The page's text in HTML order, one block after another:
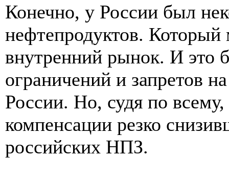
Конечно, у России был
нефтепродуктов.
внутренний рынок. И это
ограничений и запретов
России. Но, судя по всему,
компенсации резко
российских НПЗ.